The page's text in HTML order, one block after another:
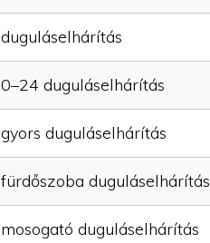
duguláselhárítás
0–24 duguláselhárítás
gyors duguláselhárítás
fürdőszoba duguláselhárítás
mosogató duguláselhárítás